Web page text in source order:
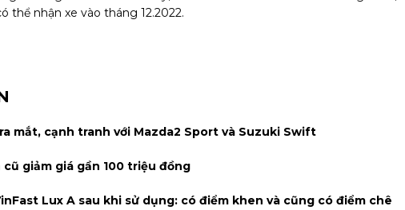
thể nhận xe vào tháng 12.2022.
mắt, cạnh tranh với Mazda2 Sport và Suzuki Swift
cũ giảm giá gần 100 triệu đồng
Lux A sau khi sử dụng: có điểm khen và cũng có điểm chê